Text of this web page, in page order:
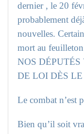
dernier , le 20
probablement
nouvelles.
mort au
NOS
DE LOI DÈS
Le combat n’est
Bien qu’il soit